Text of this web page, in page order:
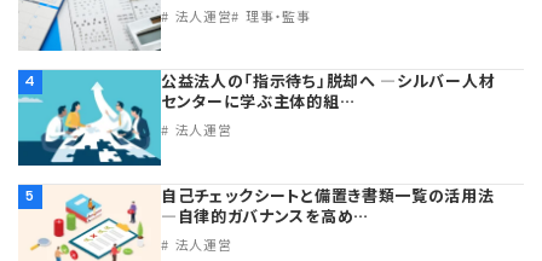
法人運営 理事・監事
4
公益法人の「指示待ち」脱却へ ―シルバー人材
センターに学ぶ主体的組…
法人運営
5
自己チェックシートと備置き書類一覧の活用法
―自律的ガバナンスを高め…
法人運営